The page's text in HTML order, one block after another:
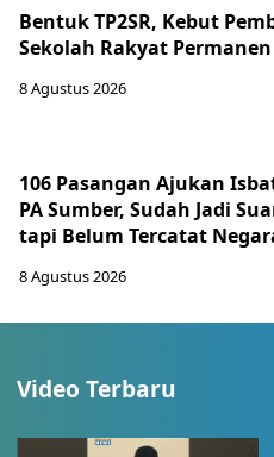
Bentuk TP2SR, Kebut
Sekolah Rakyat Permanen
8 Agustus 2026
106 Pasangan Ajukan
PA Sumber, Sudah Jadi
tapi Belum Tercatat
8 Agustus 2026
Video Terbaru